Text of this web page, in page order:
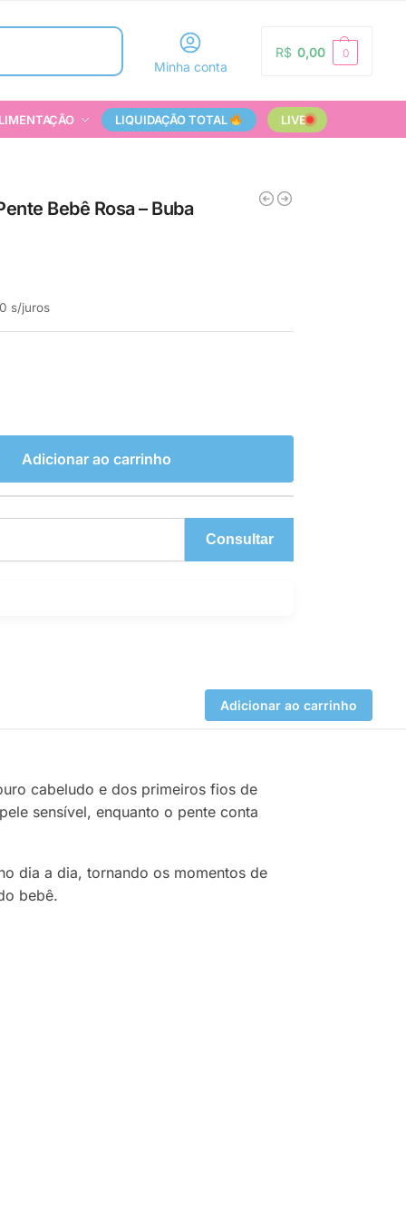
Pesquisar
Minha conta
R$ 0,00 0
LIQUIDAÇÃO TOTAL LIVE
Bebê Rosa – Buba
s/juros
Adicionar ao carrinho
Consultar
Adicionar ao carrinho
cabeludo e dos primeiros fios de
sensível, enquanto o pente conta
dia a dia, tornando os momentos de
bebê.